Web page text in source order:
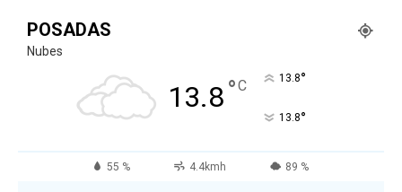
POSADAS
Nubes
13.8°C 13.8°
13.8°
55 % 4.4kmh 89 %